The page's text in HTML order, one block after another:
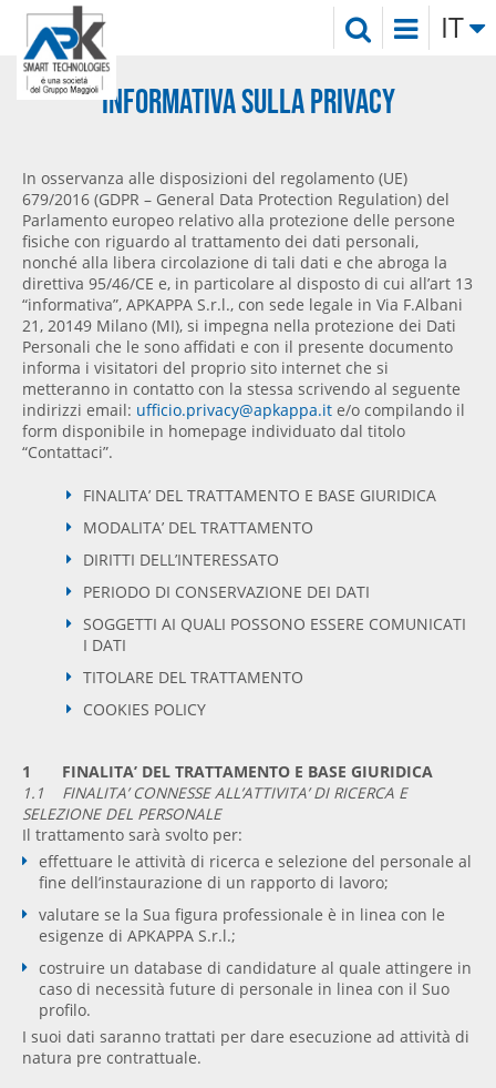
IT
INFORMATIVA SULLA PRIVACY
In osservanza alle disposizioni del regolamento (UE)
679/2016 (GDPR – General Data Protection Regulation) del
Parlamento europeo relativo alla protezione delle persone
fisiche con riguardo al trattamento dei dati personali,
nonché alla libera circolazione di tali dati e che abroga la
direttiva 95/46/CE e, in particolare al disposto di cui all’art 13
“informativa”, APKAPPA S.r.l., con sede legale in Via F.Albani
21, 20149 Milano (MI), si impegna nella protezione dei Dati
Personali che le sono affidati e con il presente documento
informa i visitatori del proprio sito internet che si
metteranno in contatto con la stessa scrivendo al seguente
indirizzi email: ufficio.privacy@apkappa.it e/o compilando il
form disponibile in homepage individuato dal titolo
“Contattaci”.
FINALITA’ DEL TRATTAMENTO E BASE GIURIDICA
MODALITA’ DEL TRATTAMENTO
DIRITTI DELL’INTERESSATO
PERIODO DI CONSERVAZIONE DEI DATI
SOGGETTI AI QUALI POSSONO ESSERE COMUNICATI
I DATI
TITOLARE DEL TRATTAMENTO
COOKIES POLICY
1 FINALITA’ DEL TRATTAMENTO E BASE GIURIDICA
1.1 FINALITA’ CONNESSE ALL’ATTIVITA’ DI RICERCA E
SELEZIONE DEL PERSONALE
Il trattamento sarà svolto per:
effettuare le attività di ricerca e selezione del personale al
fine dell’instaurazione di un rapporto di lavoro;
valutare se la Sua figura professionale è in linea con le
esigenze di APKAPPA S.r.l.;
costruire un database di candidature al quale attingere in
caso di necessità future di personale in linea con il Suo
profilo.
I suoi dati saranno trattati per dare esecuzione ad attività di
natura pre contrattuale.